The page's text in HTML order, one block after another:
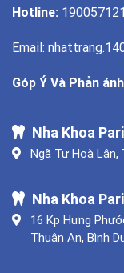
Hotline:
Email:
Góp Ý Và Phản
Nha Khoa
Ngã Tư Hoà Lân,
Nha Khoa
16 Kp Hưng
Thuận An, Bình